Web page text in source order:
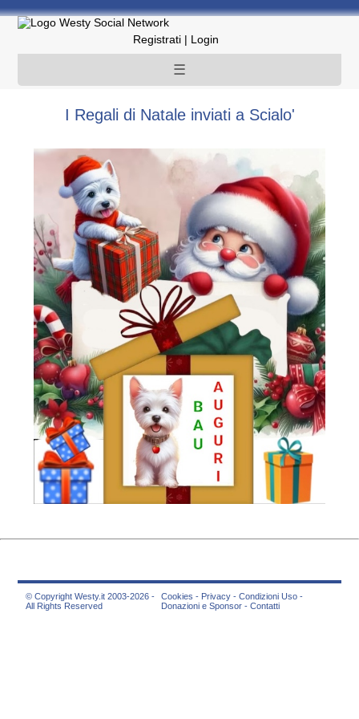
Registrati| Login
☰
I Regali di Natale inviati a Scialo'
© Copyright Westy.it 2003-2026 -
All Rights Reserved
Cookies - Privacy -Condizioni Uso -
Donazioni e Sponsor -Contatti